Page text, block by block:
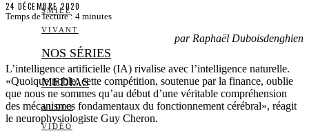
SMILE
VIVANT
NOS SÉRIES
MEDIAS
AUDIO
VIDÉO
24 DÉCEMBRE 2020
Temps de lecture : 4 minutes
par Raphaël Duboisdenghien
L’intelligence artificielle (IA) rivalise avec l’intelligence naturelle.
«Quoique noble, cette compétition, soutenue par la finance, oublie
que nous ne sommes qu’au début d’une véritable compréhension
des mécanismes fondamentaux du fonctionnement cérébral», réagit
le neurophysiologiste Guy Cheron.